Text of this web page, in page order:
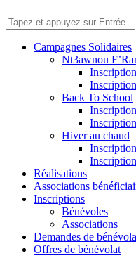
Campagnes Solidaires
Nt3awnou
Back To School
Hiver au chaud
Réalisations
Associations
Inscriptions
Bénévoles
Associations
Demandes de
Offres de bénévolat